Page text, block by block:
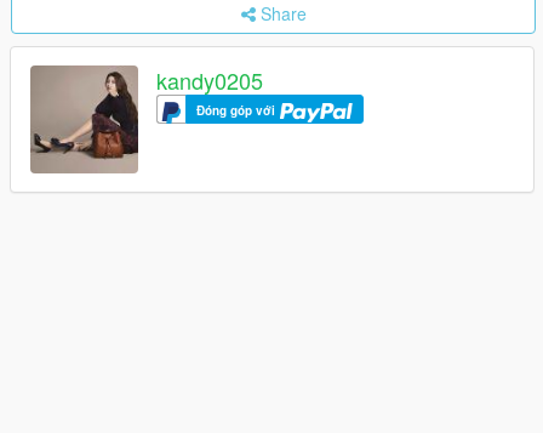
Share
kandy0205
Đóng góp với